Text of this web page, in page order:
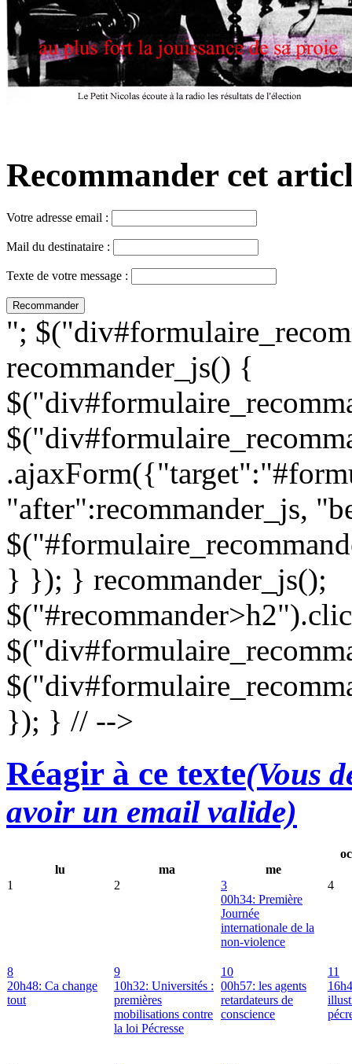
Recommander cet
Votre adresse email :
Mail du destinataire :
Texte de votre message :
";
recommander_js() {
"after":recommander_js,
} }); } recommander_js();
}); } // -->
Réagir à ce texte(Vous
avoir un email valide)
lu
ma
me
1
2
3
00h34: Première
Journée
internationale de la
non-violence
4
8
20h48: Ca change
tout
9
10h32: Universités :
premières
mobilisations contre
la loi Pécresse
10
00h57: les agents
retardateurs de
conscience
11